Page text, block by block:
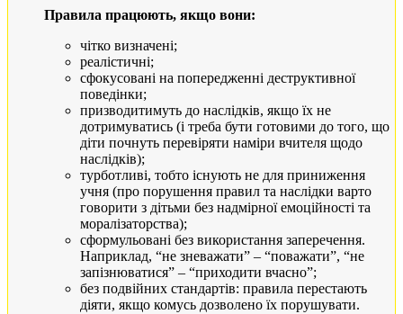
Правила працюють, якщо вони:
чітко визначені;
реалістичні;
сфокусовані на попередженні деструктивної
поведінки;
призводитимуть до наслідків, якщо їх не
дотримуватись (і треба бути готовими до того, що
діти почнуть перевіряти наміри вчителя щодо
наслідків);
турботливі, тобто існують не для приниження
учня (про порушення правил та наслідки варто
говорити з дітьми без надмірної емоційності та
моралізаторства);
сформульовані без використання заперечення.
Наприклад, “не зневажати” – “поважати”, “не
запізнюватися” – “приходити вчасно”;
без подвійних стандартів: правила перестають
діяти, якщо комусь дозволено їх порушувати.